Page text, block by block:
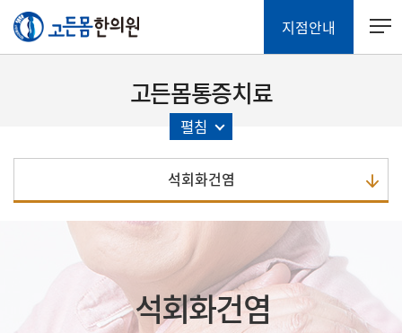
지점안내
고든몸통증치료
펼침
석회화건염
석회화건염